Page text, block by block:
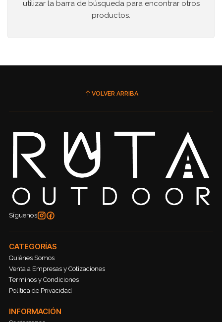
utilizar la barra de búsqueda para encontrar otros
productos.
VOLVER ARRIBA
Síguenos
CATEGORÍAS
Quiénes Somos
Venta a Empresas y Cotizaciones
Terminos y Condiciones
Política de Privacidad
INFORMACIÓN